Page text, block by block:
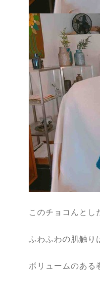
このチョコんとし
ふわふわの肌触り
ボリュームのある